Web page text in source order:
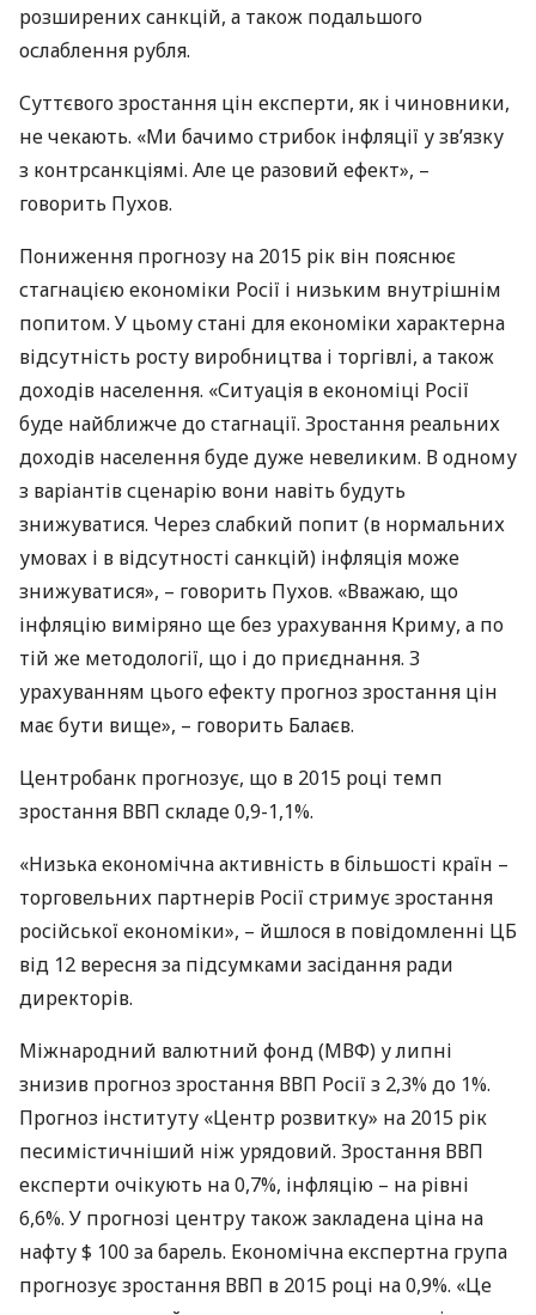
розширених санкцій, а також подальшого
ослаблення рубля.
Суттєвого зростання цін експерти, як і чиновники,
не чекають. «Ми бачимо стрибок інфляції у зв’язку
з контрсанкціямі. Але це разовий ефект», –
говорить Пухов.
Пониження прогнозу на 2015 рік він пояснює
стагнацією економіки Росії і низьким внутрішнім
попитом. У цьому стані для економіки характерна
відсутність росту виробництва і торгівлі, а також
доходів населення. «Ситуація в економіці Росії
буде найближче до стагнації. Зростання реальних
доходів населення буде дуже невеликим. В одному
з варіантів сценарію вони навіть будуть
знижуватися. Через слабкий попит (в нормальних
умовах і в відсутності санкцій) інфляція може
знижуватися», – говорить Пухов. «Вважаю, що
інфляцію виміряно ще без урахування Криму, а по
тій же методології, що і до приєднання. З
урахуванням цього ефекту прогноз зростання цін
має бути вище», – говорить Балаєв.
Центробанк прогнозує, що в 2015 році темп
зростання ВВП складе 0,9-1,1%.
«Низька економічна активність в більшості країн –
торговельних партнерів Росії стримує зростання
російської економіки», – йшлося в повідомленні ЦБ
від 12 вересня за підсумками засідання ради
директорів.
Міжнародний валютний фонд (МВФ) у липні
знизив прогноз зростання ВВП Росії з 2,3% до 1%.
Прогноз інституту «Центр розвитку» на 2015 рік
песимістичніший ніж урядовий. Зростання ВВП
експерти очікують на 0,7%, інфляцію – на рівні
6,6%. У прогнозі центру також закладена ціна на
нафту $ 100 за барель. Економічна експертна група
прогнозує зростання ВВП в 2015 році на 0,9%. «Це